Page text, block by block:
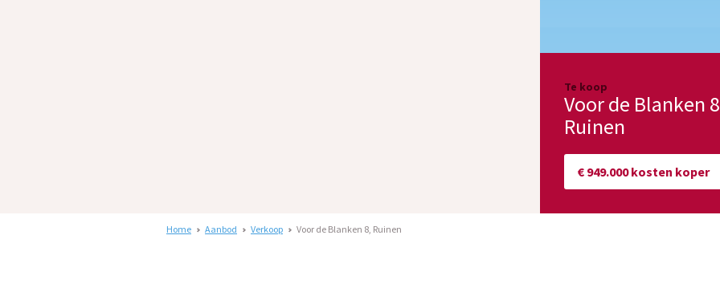
Te koop
Voor de Blanken
Ruinen
€ 949.000 kosten koper
Home Aanbod Verkoop Voor de Blanken 8, Ruinen